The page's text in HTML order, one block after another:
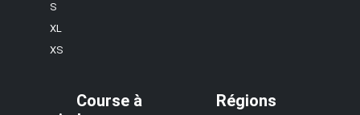
S
XL
XS
Course à
Régions